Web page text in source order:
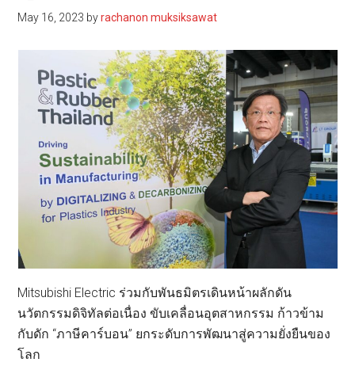
May 16, 2023 byrachanon muksiksawat
Mitsubishi Electric ร่วมกับพันธมิตรเดินหน้าผลักดัน
นวัตกรรมดิจิทัลต่อเนื่อง ขับเคลื่อนอุตสาหกรรม ก้าวข้าม
กับดัก “ภาษีคาร์บอน” ยกระดับการพัฒนาสู่ความยั่งยืนของ
โลก